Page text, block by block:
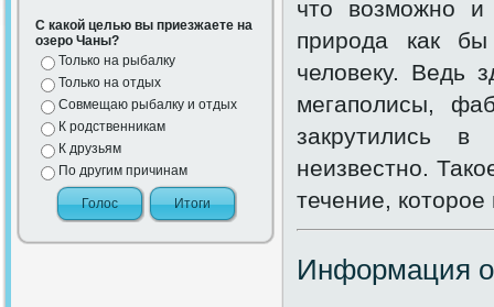
С какой целью вы приезжаете на
озеро Чаны?
Только на рыбалку
Только на отдых
Совмещаю рыбалку и отдых
К родственникам
К друзьям
По другим причинам
что возможно
природа как
человеку. Ведь
мегаполисы,
закрутились
неизвестно.
течение,
Информация